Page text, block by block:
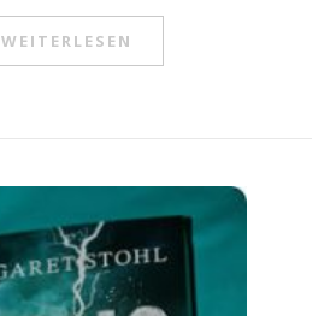
WEITERLESEN